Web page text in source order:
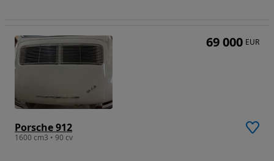
Porsche 912
1600 cm3 • 90 cv
69 000 EUR